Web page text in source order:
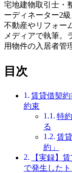
宅地建物取引士・
ーディネーター2級
不動産やリフォー
メディアで執筆。
用物件の入居者管
目次
賃貸借契
約束
特
る
賃
約」
【実録】
で発生した